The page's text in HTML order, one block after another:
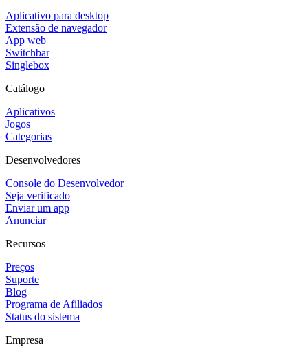
Aplicativo para desktop
Extensão de navegador
App web
Switchbar
Singlebox
Catálogo
Aplicativos
Jogos
Categorias
Desenvolvedores
Console do Desenvolvedor
Seja verificado
Enviar um app
Anunciar
Recursos
Preços
Suporte
Blog
Programa de Afiliados
Status do sistema
Empresa